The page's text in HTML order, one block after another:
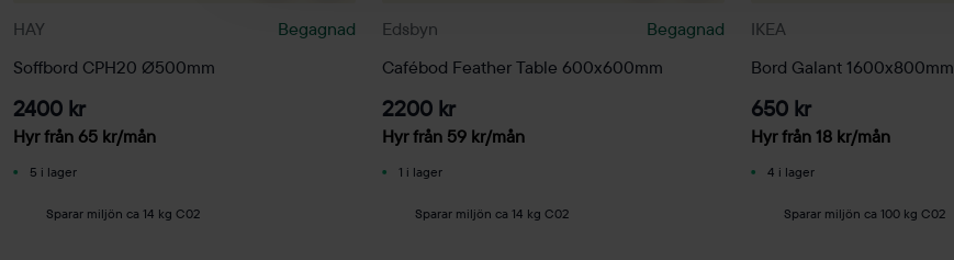
HAY
Begagnad
Soffbord CPH20 Ø500mm
2400 kr
Hyr från 65 kr/mån
5 i lager
Sparar miljön ca 14 kg C02
Edsbyn
Begagnad
Cafébod Feather Table 600x600mm
2200 kr
Hyr från 59 kr/mån
1 i lager
Sparar miljön ca 14 kg C02
IKEA
Bord Galant 1600x800mm
650 kr
Hyr från 18 kr/mån
4 i lager
Sparar miljön ca 100 kg C02